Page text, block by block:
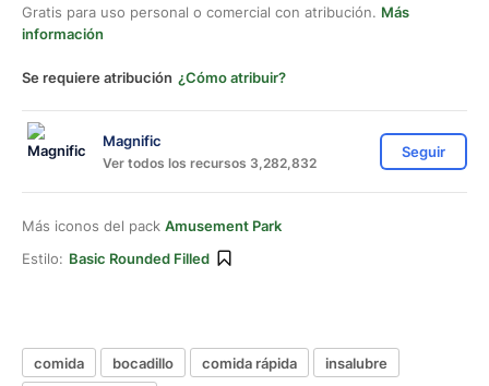
Gratis para uso personal o comercial con atribución. Más
información
Se requiere atribución ¿Cómo atribuir?
Magnific
Ver todos los recursos 3,282,832
Seguir
Más iconos del pack Amusement Park
Estilo: Basic Rounded Filled
comida bocadillo comida rápida
insalubre